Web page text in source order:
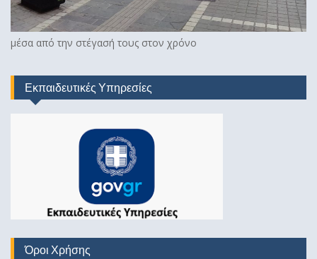
μέσα από την στέγασή τους στον χρόνο
Εκπαιδευτικές Υπηρεσίες
Όροι Χρήσης